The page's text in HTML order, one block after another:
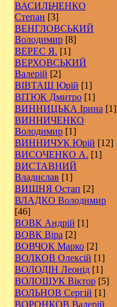
ВАСИЛЬЧЕНКО
Степан [3]
ВЕНГЛОВСЬКИЙ
Володимир [8]
ВЕРЕС Я. [1]
ВЕРХОВСЬКИЙ
Валерій [2]
ВІВТАШ Юрій [1]
ВІТЮК Дмитро [1]
ВИННИЦЬКА Ірина [1]
ВИННИЧЕНКО
Володимир [1]
ВИННИЧУК Юрій [12]
ВИСОЧЕНКО А. [1]
ВИСТАВНИЙ
Владислав [1]
ВИШНЯ Остап [2]
ВЛАДКО Володимир
[46]
ВОВК Андрій [1]
ВОВК Віра [2]
ВОВЧОК Марко [2]
ВОЛКОВ Олексій [1]
ВОЛОДІН Леонід [1]
ВОЛОЩУК Віктор [5]
ВОЛЬНОВ Сергій [1]
ВОРОНКОВ Валерій